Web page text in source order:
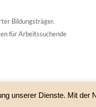
Bildungsträger.
für Arbeitssuchende
unserer Dienste. Mit